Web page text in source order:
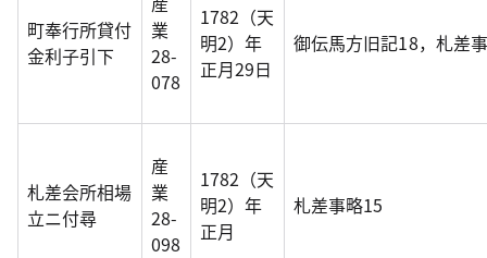
町奉行所貸付
金利子引下
業
28-
078
1782（天
明2）年
正月29日
御伝馬方旧記18，札差
札差会所相場
立ニ付尋
産
業
28-
098
1782（天
明2）年
正月
札差事略15